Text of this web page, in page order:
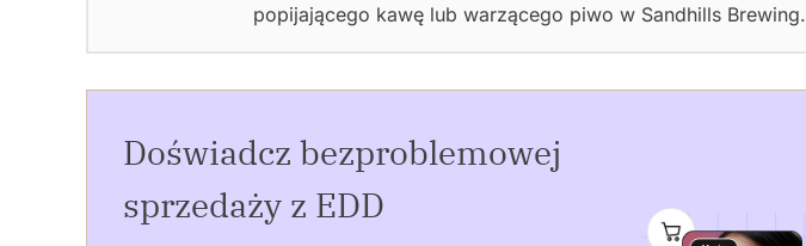
popijającego kawę lub warzącego piwo w Sandhills Brewing.
Doświadcz bezproblemowej
sprzedaży z EDD